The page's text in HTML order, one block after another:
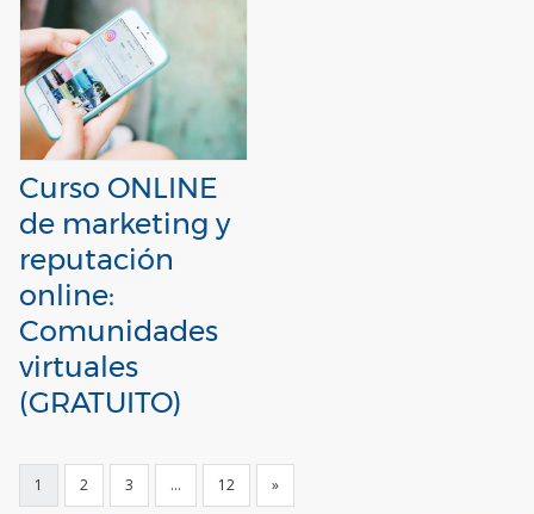
Curso ONLINE
de marketing y
reputación
online:
Comunidades
virtuales
(GRATUITO)
1 2 3 … 12 »